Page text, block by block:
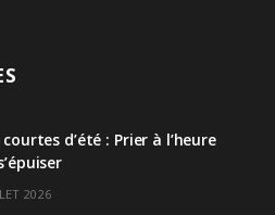
d’été : Prier à l’heure
2026